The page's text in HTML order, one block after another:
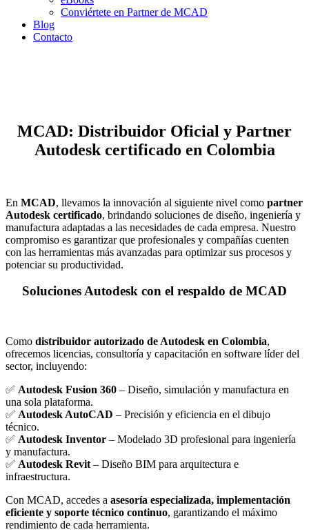
Conviértete en Partner de MCAD
Blog
Contacto
MCAD: Distribuidor Oficial y Partner
Autodesk certificado en Colombia
En MCAD, llevamos la innovación al siguiente nivel como partner
Autodesk certificado, brindando soluciones de diseño, ingeniería y
manufactura adaptadas a las necesidades de cada empresa. Nuestro
compromiso es garantizar que profesionales y compañías cuenten
con las herramientas más avanzadas para optimizar sus procesos y
potenciar su productividad.
Soluciones Autodesk con el respaldo de MCAD
Como distribuidor autorizado de Autodesk en Colombia,
ofrecemos licencias, consultoría y capacitación en software líder del
sector, incluyendo:
✅ Autodesk Fusion 360 – Diseño, simulación y manufactura en
una sola plataforma.
✅ Autodesk AutoCAD – Precisión y eficiencia en el dibujo
técnico.
✅ Autodesk Inventor – Modelado 3D profesional para ingeniería
y manufactura.
✅ Autodesk Revit – Diseño BIM para arquitectura e
infraestructura.
Con MCAD, accedes a asesoría especializada, implementación
eficiente y soporte técnico continuo, garantizando el máximo
rendimiento de cada herramienta.